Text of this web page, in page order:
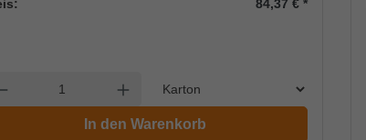
84,37 €*
verringern Anzahl erhöhen
In den Warenkorb